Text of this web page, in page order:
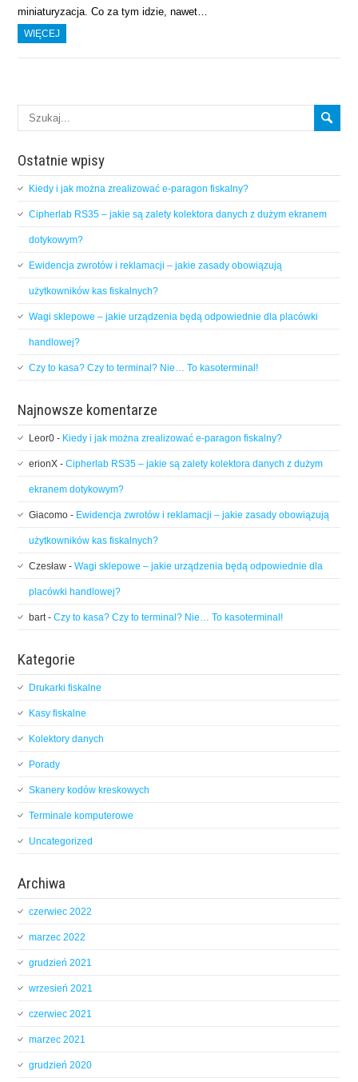
miniaturyzacja. Co za tym idzie, nawet…
WIĘCEJ
Ostatnie wpisy
Kiedy i jak można zrealizować e-paragon fiskalny?
Cipherlab RS35 – jakie są zalety kolektora danych z dużym ekranem
dotykowym?
Ewidencja zwrotów i reklamacji – jakie zasady obowiązują
użytkowników kas fiskalnych?
Wagi sklepowe – jakie urządzenia będą odpowiednie dla placówki
handlowej?
Czy to kasa? Czy to terminal? Nie… To kasoterminal!
Najnowsze komentarze
Leor0 - Kiedy i jak można zrealizować e-paragon fiskalny?
erionX -Cipherlab RS35 – jakie są zalety kolektora danych z dużym
ekranem dotykowym?
Giacomo - Ewidencja zwrotów i reklamacji – jakie zasady obowiązują
użytkowników kas fiskalnych?
Czesław -Wagi sklepowe – jakie urządzenia będą odpowiednie dla
placówki handlowej?
bart-Czy to kasa? Czy to terminal? Nie… To kasoterminal!
Kategorie
Drukarki fiskalne
Kasy fiskalne
Kolektory danych
Porady
Skanery kodów kreskowych
Terminale komputerowe
Uncategorized
Archiwa
czerwiec 2022
marzec 2022
grudzień 2021
wrzesień 2021
czerwiec 2021
marzec 2021
grudzień 2020